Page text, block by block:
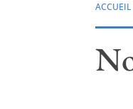
ACCUEIL